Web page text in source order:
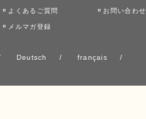
よくあるご質問 お問い合わせ
メルマガ登録
Deutsch français